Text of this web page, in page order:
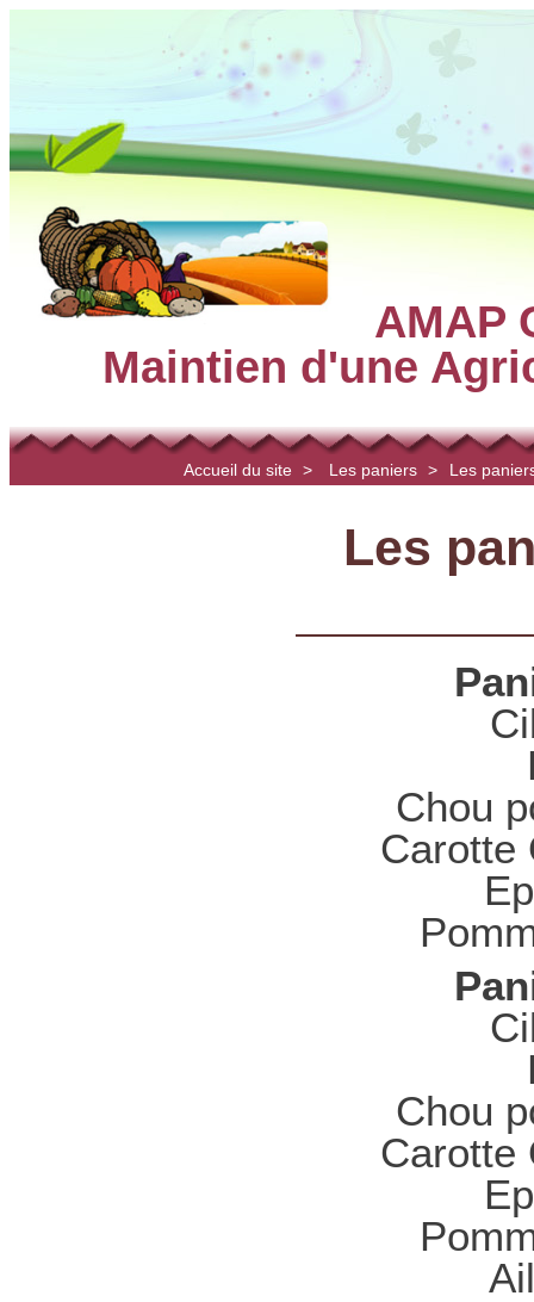
AMAP
Maintien d'une
Accueil du site > Les paniers > Les
Les
Chou
Carotte
Chou
Carotte